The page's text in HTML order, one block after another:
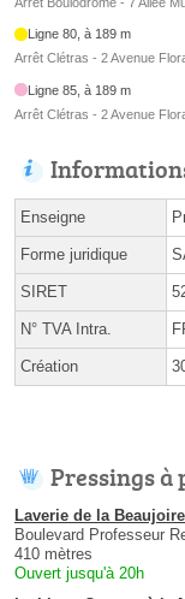
Ligne 80, à 189 m
Arrêt Clétras - 2 Avenue
Ligne 85, à 189 m
Arrêt Clétras - 2 Avenue
Enseigne
Forme juridique
SIRET
N° TVA Intra.
Création
Pressings
Laverie de la Beaujoire
Boulevard Professeur
410 mètres
Ouvert jusqu'à 20h